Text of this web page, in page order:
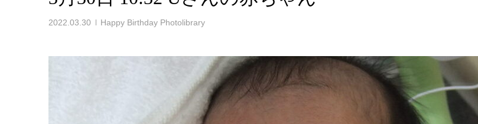
2022.03.30 Happy Birthday Photolibrary